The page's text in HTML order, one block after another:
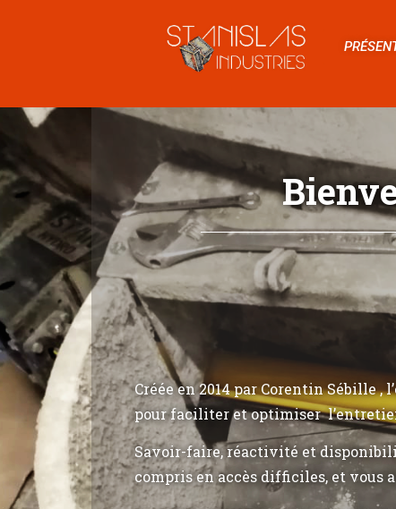
Créée en 2014 par Corentin Sébille
pour faciliter et optimiser
Savoir-faire, réactivité et
compris en accès difficiles, et vous